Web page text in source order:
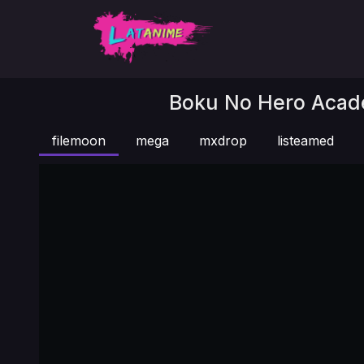
Boku No Hero
filemoon mega mxdrop listeamed